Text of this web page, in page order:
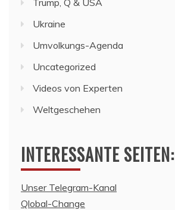
Ukraine
Umvolkungs-Agenda
Uncategorized
Videos von Experten
Weltgeschehen
INTERESSANTE SEITEN:
Unser Telegram-Kanal
Qlobal-Change